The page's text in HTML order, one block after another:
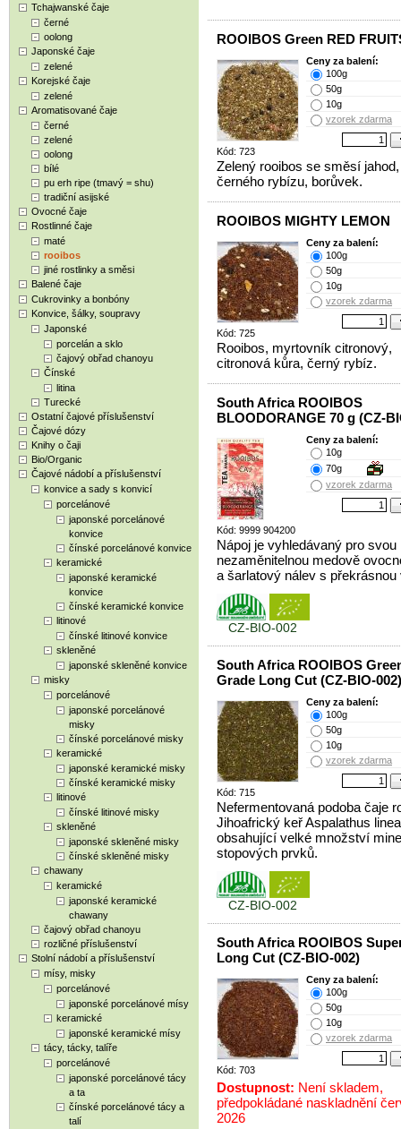
Tchajwanské čaje
černé
oolong
Japonské čaje
zelené
Korejské čaje
zelené
Aromatisované čaje
černé
zelené
oolong
bílé
pu erh ripe (tmavý = shu)
tradiční asijské
Ovocné čaje
Rostlinné čaje
maté
rooibos
jiné rostlinky a směsi
Balené čaje
Cukrovinky a bonbóny
Konvice, šálky, soupravy
Japonské
porcelán a sklo
čajový obřad chanoyu
Čínské
litina
Turecké
Ostatní čajové příslušenství
Čajové dózy
Knihy o čaji
Bio/Organic
Čajové nádobí a příslušenství
konvice a sady s konvicí
porcelánové
japonské porcelánové
konvice
čínské porcelánové konvice
keramické
japonské keramické
konvice
čínské keramické konvice
litinové
čínské litinové konvice
skleněné
japonské skleněné konvice
misky
porcelánové
japonské porcelánové
misky
čínské porcelánové misky
keramické
japonské keramické misky
čínské keramické misky
litinové
čínské litinové misky
skleněné
japonské skleněné misky
čínské skleněné misky
chawany
keramické
japonské keramické
chawany
čajový obřad chanoyu
rozličné příslušenství
Stolní nádobí a příslušenství
mísy, misky
porcelánové
japonské porcelánové mísy
keramické
japonské keramické mísy
tácy, tácky, talíře
porcelánové
japonské porcelánové tácy
a ta
čínské porcelánové tácy a
talí
ROOIBOS Green RED
Kód: 723
Ceny za balení:
100g
50g
10g
vzorek zdarma
Zelený rooibos se směsí
černého rybízu, borůvek.
ROOIBOS MIGHTY LEMON
Kód: 725
Ceny za balení:
100g
50g
10g
vzorek zdarma
Rooibos, myrtovník citronový,
citronová kůra, černý rybíz.
South Africa ROOIBOS
BLOODORANGE 70 g (CZ-
Kód: 9999 904200
Ceny za balení:
10g
70g
vzorek zdarma
Nápoj je vyhledávaný pro svou
nezaměnitelnou medově
a šarlatový nálev s překrásnou
CZ-BIO-002
South Africa ROOIBOS
Grade Long Cut (CZ-BIO-002)
Kód: 715
Ceny za balení:
100g
50g
10g
vzorek zdarma
Nefermentovaná podoba čaje
Jihoafrický keř Aspalathus
obsahující velké množství
stopových prvků.
CZ-BIO-002
South Africa ROOIBOS
Long Cut (CZ-BIO-002)
Kód: 703
Ceny za balení:
100g
50g
10g
vzorek zdarma
Dostupnost: Není skladem,
předpokládané naskladnění
2026